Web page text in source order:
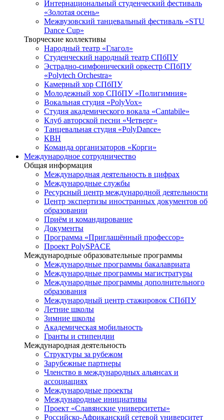
Интернациональный студенческий фестиваль
«Золотая осень»
Межвузовский танцевальный фестиваль «STU
Dance Cup»
Творческие коллективы
Народный театр «Глагол»
Студенческий народный театр СПбПУ
Эстрадно-симфонический оркестр СПбПУ
«Polytech Orchestra»
Камерный хор СПбПУ
Молодежный хор СПбПУ «Полигимния»
Вокальная студия «PolyVox»
Студия академического вокала «Cantabile»
Клуб авторской песни «Четверг»
Танцевальная студия «PolyDance»
КВН
Команда организаторов «Корги»
Международное сотрудничество
Общая информация
Международная деятельность в цифрах
Международные службы
Ресурсный центр международной деятельности
Центр экспертизы иностранных документов об
образовании
Приём и командирование
Документы
Программа «Приглашённый профессор»
Проект PolySPACE
Международные образовательные программы
Международные программы бакалавриата
Международные программы магистратуры
Международные программы дополнительного
образования
Международный центр стажировок СПбПУ
Летние школы
Зимние школы
Академическая мобильность
Гранты и стипендии
Международная деятельность
Структуры за рубежом
Зарубежные партнеры
Членство в международных альянсах и
ассоциациях
Международные проекты
Международные инициативы
Проект «Славянские университеты»
Российско-Африканский сетевой университет